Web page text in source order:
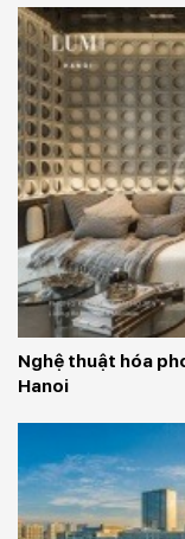
Nghệ thuật hóa
Hanoi